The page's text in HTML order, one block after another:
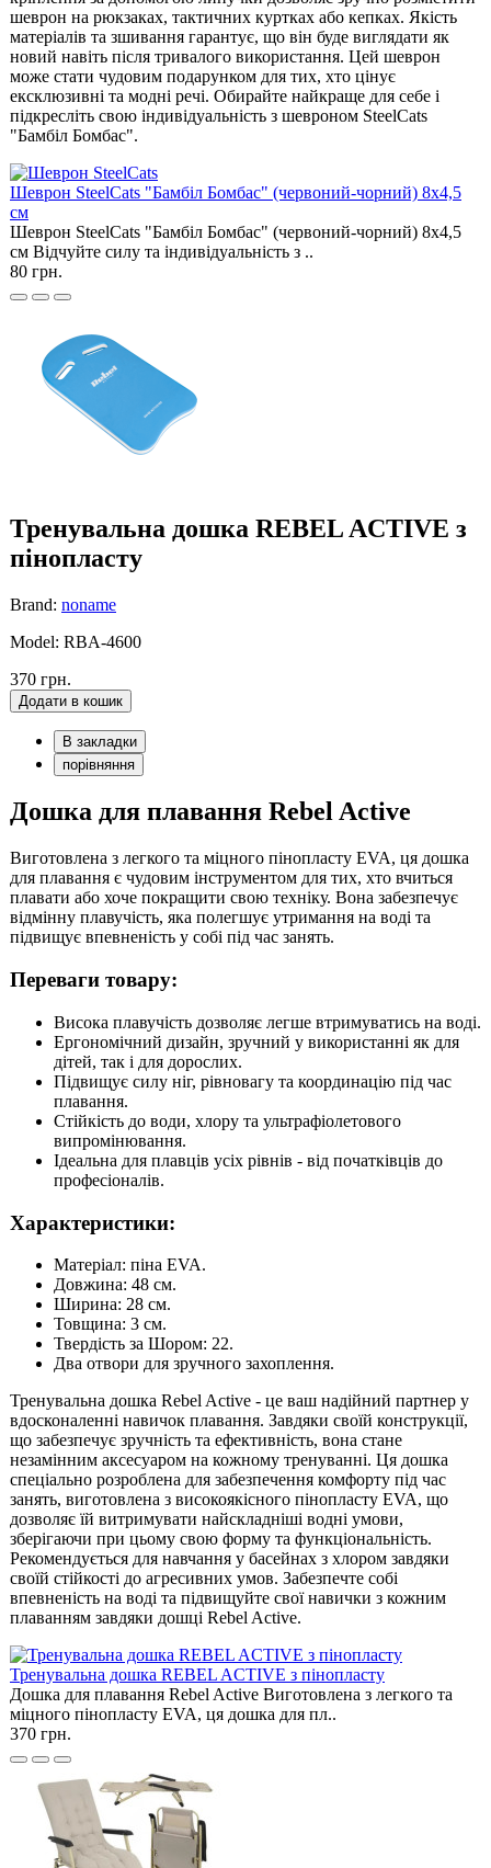
шеврон на рюкзаках, тактичних куртках або кепках. Якість
матеріалів та зшивання гарантує, що він буде виглядати як
новий навіть після тривалого використання. Цей шеврон
може стати чудовим подарунком для тих, хто цінує
ексклюзивні та модні речі. Обирайте найкраще для себе і
підкресліть свою індивідуальність з шевроном SteelCats
"Бамбіл Бомбас".
Шеврон SteelCats "Бамбіл Бомбас" (червоний-чорний) 8х4,5
см
Шеврон SteelCats "Бамбіл Бомбас" (червоний-чорний) 8х4,5
см Відчуйте силу та індивідуальність з ..
80 грн.
Тренувальна дошка REBEL ACTIVE з
пінопласту
Brand: noname
Model: RBA-4600
370 грн.
Додати в кошик
В закладки
порівняння
Дошка для плавання Rebel Active
Виготовлена з легкого та міцного пінопласту EVA, ця дошка
для плавання є чудовим інструментом для тих, хто вчиться
плавати або хоче покращити свою техніку. Вона забезпечує
відмінну плавучість, яка полегшує утримання на воді та
підвищує впевненість у собі під час занять.
Переваги товару:
Висока плавучість дозволяє легше втримуватись на воді.
Ергономічний дизайн, зручний у використанні як для
дітей, так і для дорослих.
Підвищує силу ніг, рівновагу та координацію під час
плавання.
Стійкість до води, хлору та ультрафіолетового
випромінювання.
Ідеальна для плавців усіх рівнів - від початківців до
професіоналів.
Характеристики:
Матеріал: піна EVA.
Довжина: 48 см.
Ширина: 28 см.
Товщина: 3 см.
Твердість за Шором: 22.
Два отвори для зручного захоплення.
Тренувальна дошка Rebel Active - це ваш надійний партнер у
вдосконаленні навичок плавання. Завдяки своїй конструкції,
що забезпечує зручність та ефективність, вона стане
незамінним аксесуаром на кожному тренуванні. Ця дошка
спеціально розроблена для забезпечення комфорту під час
занять, виготовлена з високоякісного пінопласту EVA, що
дозволяє їй витримувати найскладніші водні умови,
зберігаючи при цьому свою форму та функціональність.
Рекомендується для навчання у басейнах з хлором завдяки
своїй стійкості до агресивних умов. Забезпечте собі
впевненість на воді та підвищуйте свої навички з кожним
плаванням завдяки дошці Rebel Active.
Тренувальна дошка REBEL ACTIVE з пінопласту
Дошка для плавання Rebel Active Виготовлена з легкого та
міцного пінопласту EVA, ця дошка для пл..
370 грн.